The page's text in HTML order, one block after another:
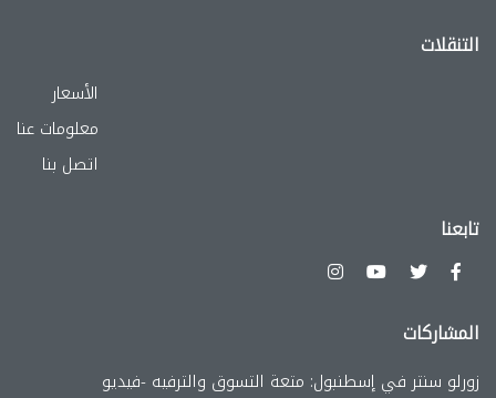
التنقلات
الأسعار
معلومات عنا
اتصل بنا
تابعنا
المشاركات
زورلو سنتر في إسطنبول: متعة التسوق والترفيه -فيديو